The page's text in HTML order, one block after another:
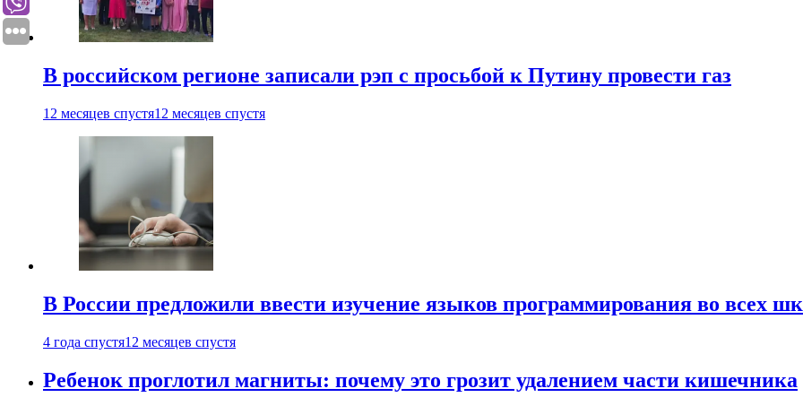
В российском регионе записали рэп с просьбой к Путину провести газ
12 месяцев спустя12 месяцев спустя
В России предложили ввести изучение языков программирования во всех
4 года спустя12 месяцев спустя
Ребенок проглотил магниты: почему это грозит удалением части кишечника